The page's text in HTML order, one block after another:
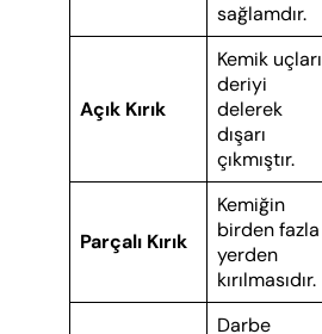
sağlamdır.
Açık Kırık
Kemik uçları
deriyi
delerek
dışarı
çıkmıştır.
Parçalı Kırık
Kemiğin
birden fazla
yerden
kırılmasıdır.
Darbe